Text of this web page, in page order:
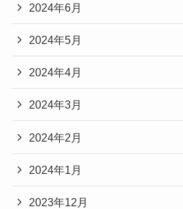
2024年6月
2024年5月
2024年4月
2024年3月
2024年2月
2024年1月
2023年12月